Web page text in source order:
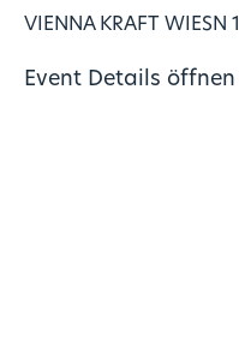
VIENNA KRAFT WIESN
Event Details öffnen